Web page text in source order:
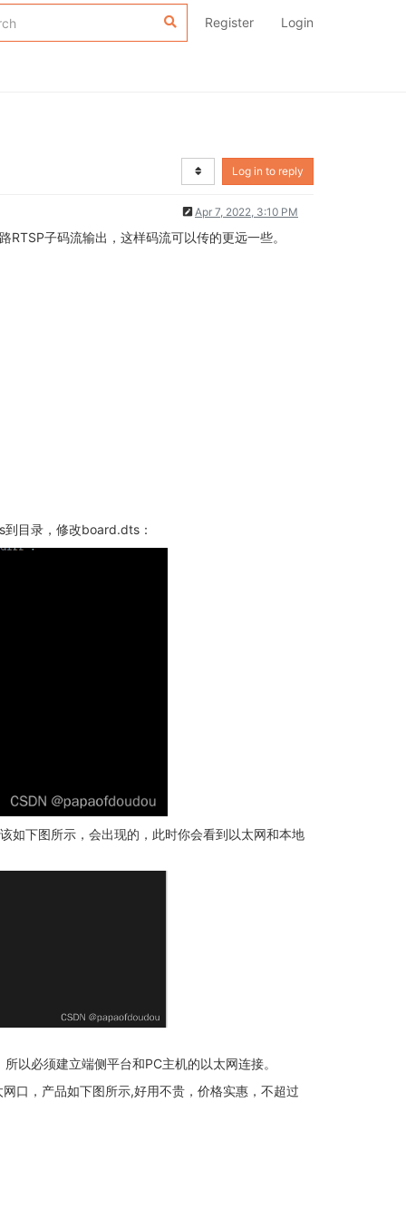
Register Login
Log in to reply
Apr 7, 2022, 3:10 PM
子码流输出，这样码流可以传的更远一些。
目录，修改board.dts：
下图所示，会出现的，此时你会看到以太网和本地
以必须建立端侧平台和PC主机的以太网连接。
口，产品如下图所示,好用不贵，价格实惠，不超过